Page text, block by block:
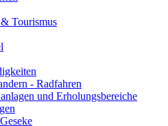
Tourismus
- Radfahren
und Erholungsbereiche